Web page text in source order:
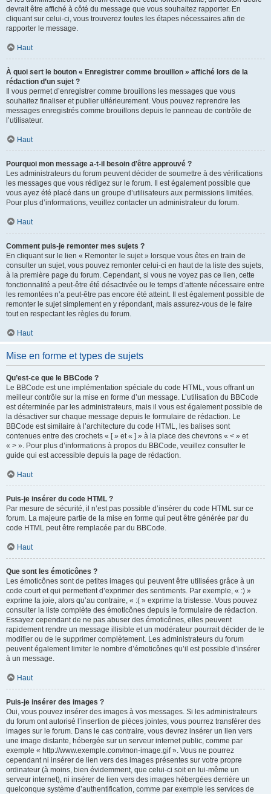
devrait être affiché à côté du message que vous souhaitez rapporter. En
cliquant sur celui-ci, vous trouverez toutes les étapes nécessaires afin de
rapporter le message.
Haut
À quoi sert le bouton « Enregistrer comme brouillon » affiché lors de la
rédaction d’un sujet ?
Il vous permet d’enregistrer comme brouillons les messages que vous
souhaitez finaliser et publier ultérieurement. Vous pouvez reprendre les
messages enregistrés comme brouillons depuis le panneau de contrôle de
l’utilisateur.
Haut
Pourquoi mon message a-t-il besoin d’être approuvé ?
Les administrateurs du forum peuvent décider de soumettre à des vérifications
les messages que vous rédigez sur le forum. Il est également possible que
vous ayez été placé dans un groupe d’utilisateurs aux permissions limitées.
Pour plus d’informations, veuillez contacter un administrateur du forum.
Haut
Comment puis-je remonter mes sujets ?
En cliquant sur le lien « Remonter le sujet » lorsque vous êtes en train de
consulter un sujet, vous pouvez remonter celui-ci en haut de la liste des sujets,
à la première page du forum. Cependant, si vous ne voyez pas ce lien, cette
fonctionnalité a peut-être été désactivée ou le temps d’attente nécessaire entre
les remontées n’a peut-être pas encore été atteint. Il est également possible de
remonter le sujet simplement en y répondant, mais assurez-vous de le faire
tout en respectant les règles du forum.
Haut
Mise en forme et types de sujets
Qu’est-ce que le BBCode ?
Le BBCode est une implémentation spéciale du code HTML, vous offrant un
meilleur contrôle sur la mise en forme d’un message. L’utilisation du BBCode
est déterminée par les administrateurs, mais il vous est également possible de
la désactiver sur chaque message depuis le formulaire de rédaction. Le
BBCode est similaire à l’architecture du code HTML, les balises sont
contenues entre des crochets « [ » et « ] » à la place des chevrons « < » et
« > ». Pour plus d’informations à propos du BBCode, veuillez consulter le
guide qui est accessible depuis la page de rédaction.
Haut
Puis-je insérer du code HTML ?
Par mesure de sécurité, il n’est pas possible d’insérer du code HTML sur ce
forum. La majeure partie de la mise en forme qui peut être générée par du
code HTML peut être remplacée par du BBCode.
Haut
Que sont les émoticônes ?
Les émoticônes sont de petites images qui peuvent être utilisées grâce à un
code court et qui permettent d’exprimer des sentiments. Par exemple, « :) »
exprime la joie, alors qu’au contraire, « :( » exprime la tristesse. Vous pouvez
consulter la liste complète des émoticônes depuis le formulaire de rédaction.
Essayez cependant de ne pas abuser des émoticônes, elles peuvent
rapidement rendre un message illisible et un modérateur pourrait décider de le
modifier ou de le supprimer complètement. Les administrateurs du forum
peuvent également limiter le nombre d’émoticônes qu’il est possible d’insérer
à un message.
Haut
Puis-je insérer des images ?
Oui, vous pouvez insérer des images à vos messages. Si les administrateurs
du forum ont autorisé l’insertion de pièces jointes, vous pourrez transférer des
images sur le forum. Dans le cas contraire, vous devrez insérer un lien vers
une image distante, hébergée sur un serveur internet public, comme par
exemple « http://www.exemple.com/mon-image.gif ». Vous ne pourrez
cependant ni insérer de lien vers des images présentes sur votre propre
ordinateur (à moins, bien évidemment, que celui-ci soit en lui-même un
serveur internet), ni insérer de lien vers des images hébergées derrière un
quelconque système d’authentification, comme par exemple les services de